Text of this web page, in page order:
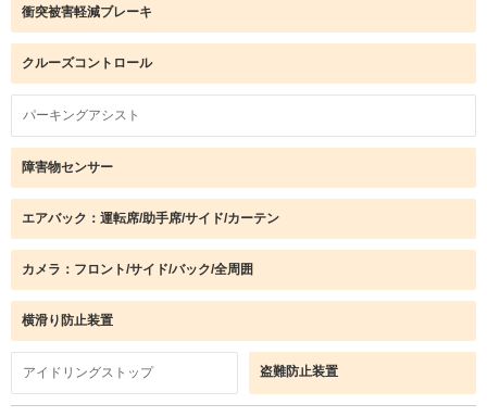
衝突被害軽減ブレーキ
クルーズコントロール
パーキングアシスト
障害物センサー
エアバック：運転席/助手席/サイド/カーテン
カメラ：フロント/サイド/バック/全周囲
横滑り防止装置
アイドリングストップ 盗難防止装置